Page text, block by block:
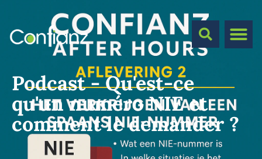
Podcast - Qu'est-ce
qu'un numéro NIE et
comment le demander ?